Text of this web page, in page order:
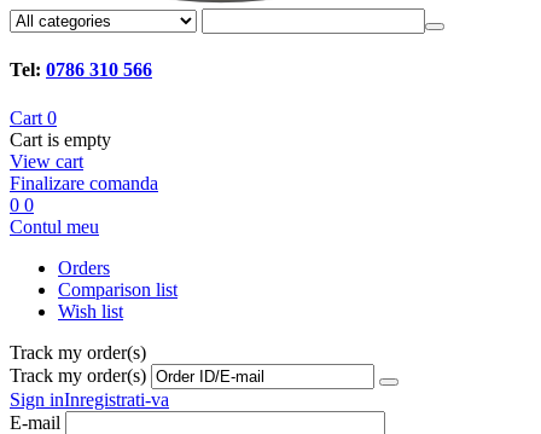
Tel: 0786 310 566
Cart 0
Cart is empty
View cart
Finalizare comanda
0 0
Contul meu
Orders
Comparison list
Wish list
Track my order(s)
Track my order(s)
Sign inInregistrati-va
E-mail